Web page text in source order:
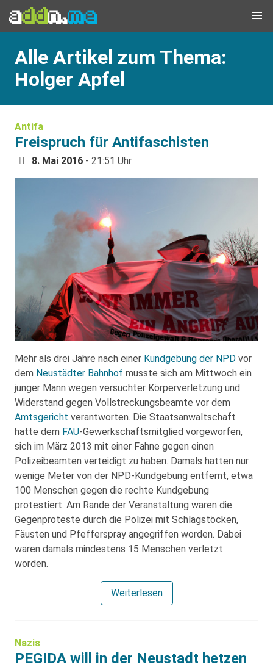
Alle Artikel zum Thema:
Holger Apfel
Antifa
Freispruch für Antifaschisten
8. Mai 2016 - 21:51 Uhr
Mehr als drei Jahre nach einer Kundgebung der NPD vor
dem Neustädter Bahnhof musste sich am Mittwoch ein
junger Mann wegen versuchter Körperverletzung und
Widerstand gegen Vollstreckungsbeamte vor dem
Amtsgericht verantworten. Die Staatsanwaltschaft
hatte dem FAU-Gewerkschaftsmitglied vorgeworfen,
sich im März 2013 mit einer Fahne gegen einen
Polizeibeamten verteidigt zu haben. Damals hatten nur
wenige Meter von der NPD-Kundgebung entfernt, etwa
100 Menschen gegen die rechte Kundgebung
protestiert. Am Rande der Veranstaltung waren die
Gegenproteste durch die Polizei mit Schlagstöcken,
Fäusten und Pfefferspray angegriffen worden. Dabei
waren damals mindestens 15 Menschen verletzt
worden.
Weiterlesen
Nazis
PEGIDA will in der Neustadt hetzen